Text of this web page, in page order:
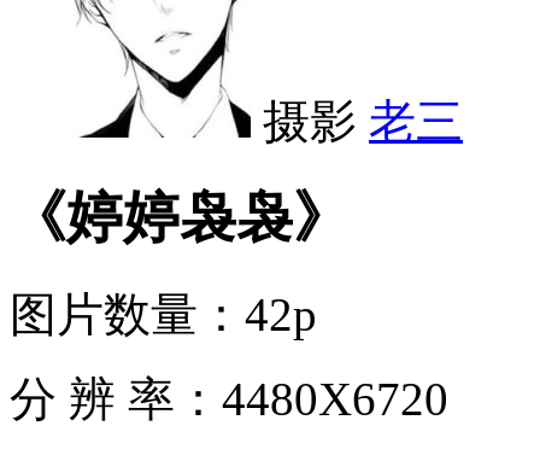
摄影 老三
《婷婷袅袅》
图片数量： 42p
分 辨 率： 4480X6720